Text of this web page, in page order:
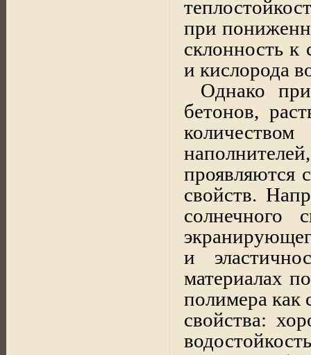
при
склонность к
и кислорода
Однако
бетонов,
количеством
проявляются
свойств.
солнечного
и
материалах
полимера как
свойства: